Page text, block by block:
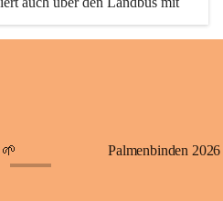
zu erreichen. Die Linie
können Sie bequem
Zeit zu Ihrer
von Weiler kommend nach
Palmenbinden 2026